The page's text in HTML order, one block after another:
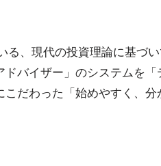
る、現代の投資理論に基づ
バイザー」のシステムを「
だわった「始めやすく、分